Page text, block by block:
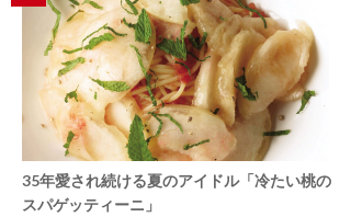
35年愛され続ける夏のアイドル「冷たい桃の
スパゲッティーニ」